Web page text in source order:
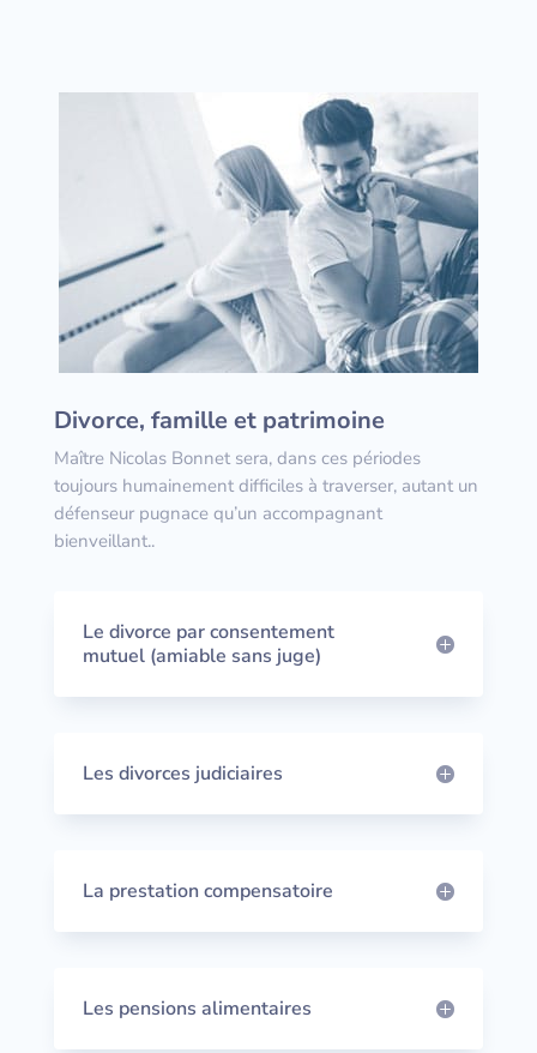
Divorce, famille et patrimoine
Maître Nicolas Bonnet sera, dans ces périodes
toujours humainement difficiles à traverser, autant un
défenseur pugnace qu’un accompagnant
bienveillant..
Le divorce par consentement
mutuel (amiable sans juge)
Les divorces judiciaires
La prestation compensatoire
Les pensions alimentaires